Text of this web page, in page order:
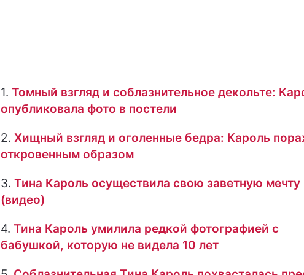
1. Томный взгляд и соблазнительное декольте:
опубликовала фото в постели
2. Хищный взгляд и оголенные бедра: Кароль
откровенным образом
3. Тина Кароль осуществила свою заветную мечту
(видео)
4. Тина Кароль умилила редкой фотографией с
бабушкой, которую не видела 10 лет